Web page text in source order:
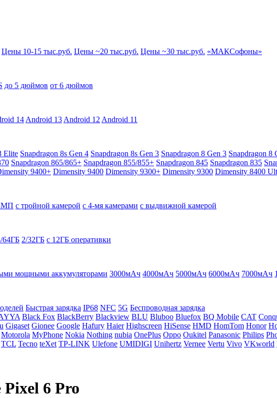
Цены 10-15 тыс.руб. Цены ~20 тыс.руб. Цены ~30 тыс.руб. «МАКСофоны»
до 5 дюймов от 6 дюймов
14 Android 13 Android 12 Android 11
Elite Snapdragon 8s Gen 4 Snapdragon 8s Gen 3 Snapdragon 8 Gen 3 Snapdragon 8
Snapdragon 865/865+ Snapdragon 855/855+ Snapdragon 845 Snapdragon 835
9400+ Dimensity 9400 Dimensity 9300+ Dimensity 9300 Dimensity 8400
с тройной камерой с 4-мя камерами с выдвижной камерой
64ГБ 2/32ГБ с 12ГБ оперативки
мощными аккумуляторами 3000мАч 4000мАч 5000мАч 6000мАч 7000мАч
Быстрая зарядка IP68 NFC 5G Беспроводная зарядка
Black Fox BlackBerry Blackview BLU Bluboo Bluefox BQ Mobile CAT
Gigaset Gionee Google Hafury Haier Highscreen HiSense HMD HomTom Honor
Motorola MyPhone Nokia Nothing nubia OnePlus Oppo Oukitel Panasonic Philips
TCL Tecno teXet TP-LINK Ulefone UMIDIGI Unihertz Vernee Vertu Vivo VKworld
6 Pro